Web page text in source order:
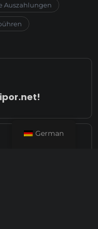
Auszahlungen
German